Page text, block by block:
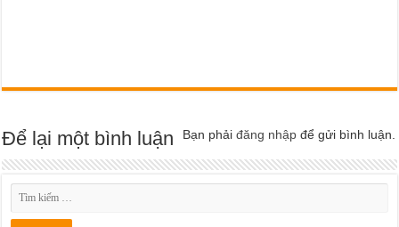
Để lại một bình luận Bạn phảiđăng nhập để gửi bình luận.